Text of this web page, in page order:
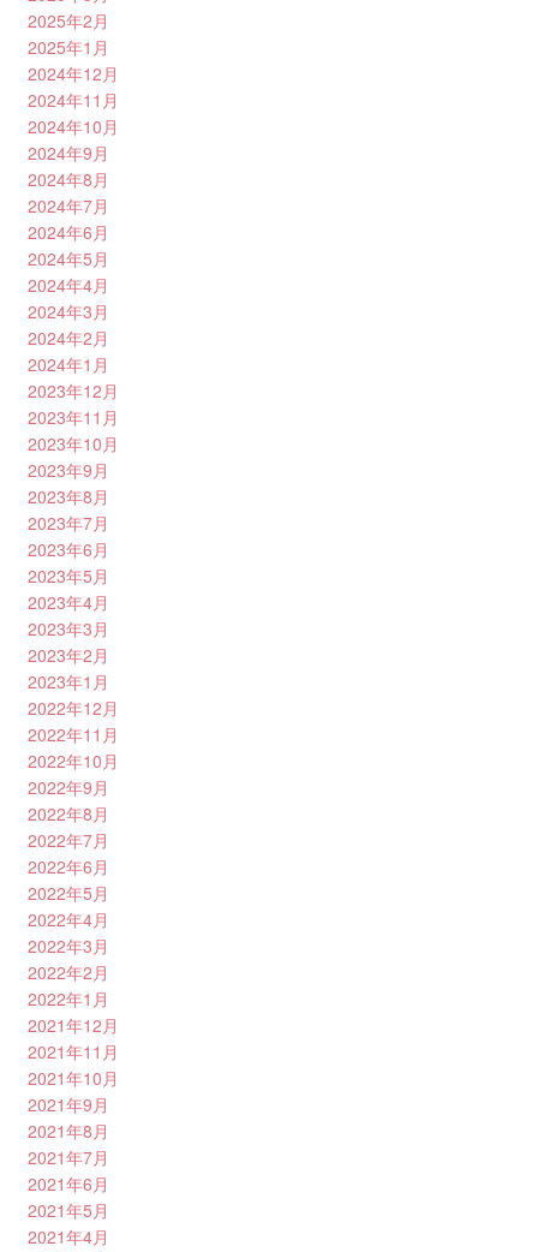
2025年2月
2025年1月
2024年12月
2024年11月
2024年10月
2024年9月
2024年8月
2024年7月
2024年6月
2024年5月
2024年4月
2024年3月
2024年2月
2024年1月
2023年12月
2023年11月
2023年10月
2023年9月
2023年8月
2023年7月
2023年6月
2023年5月
2023年4月
2023年3月
2023年2月
2023年1月
2022年12月
2022年11月
2022年10月
2022年9月
2022年8月
2022年7月
2022年6月
2022年5月
2022年4月
2022年3月
2022年2月
2022年1月
2021年12月
2021年11月
2021年10月
2021年9月
2021年8月
2021年7月
2021年6月
2021年5月
2021年4月